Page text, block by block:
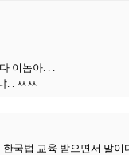
이놈아. . .
. . ㅉㅉ
국법 교육 받으면서 말이